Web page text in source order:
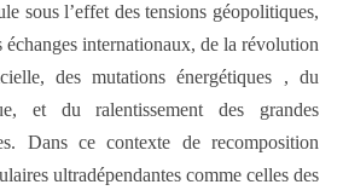
sous l’effet des tensions géopolitiques,
échanges internationaux, de la révolution
des mutations énergétiques , du
et du ralentissement des grandes
Dans ce contexte de recomposition
ultradépendantes comme celles des